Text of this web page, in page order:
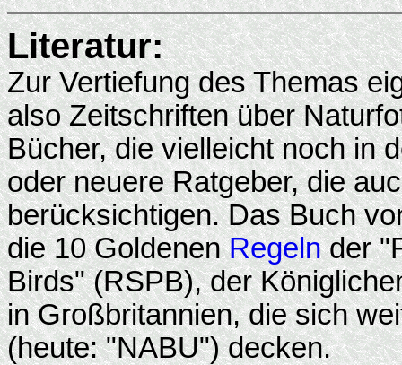
Literatur:
Zur Vertiefung des Themas
also Zeitschriften über
Bücher, die vielleicht noch in
oder neuere Ratgeber, die
berücksichtigen. Das Buch
die 10 GoldenenRegelnder
Birds" (RSPB), der
in Großbritannien, die sich
(heute: "NABU") decken.